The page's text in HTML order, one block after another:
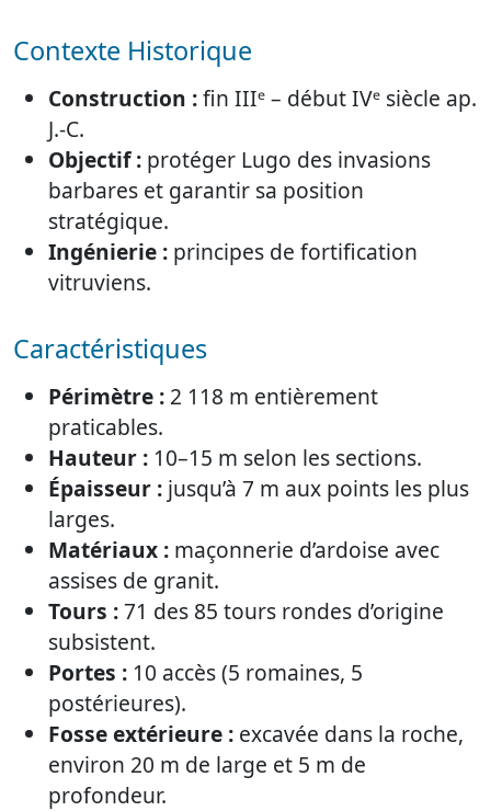
Contexte Historique
Construction :fin IIIᵉ – début IVᵉ siècle ap.
J.-C.
Objectif : protéger Lugo des invasions
barbares et garantir sa position
stratégique.
Ingénierie : principes de fortification
vitruviens.
Caractéristiques
Périmètre : 2 118 m entièrement
praticables.
Hauteur : 10–15 m selon les sections.
Épaisseur : jusqu’à 7 m aux points les plus
larges.
Matériaux : maçonnerie d’ardoise avec
assises de granit.
Tours :71 des 85 tours rondes d’origine
subsistent.
Portes : 10 accès (5 romaines, 5
postérieures).
Fosse extérieure : excavée dans la roche,
environ 20 m de large et 5 m de
profondeur.